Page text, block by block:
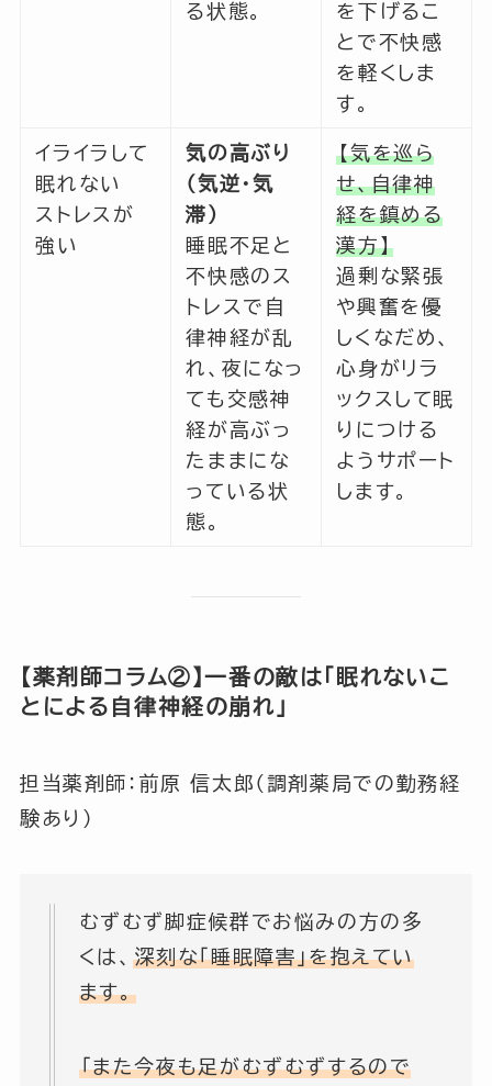
る状態。
を下げるこ
とで不快感
を軽くしま
す。
イライラして
眠れない
ストレスが
強い
気の高ぶり
（気逆・気
滞）
睡眠不足と
不快感のス
トレスで自
律神経が乱
れ、夜になっ
ても交感神
経が高ぶっ
たままにな
っている状
態。
【気を巡ら
せ、自律神
経を鎮める
漢方】
過剰な緊張
や興奮を優
しくなだめ、
心身がリラ
ックスして眠
りにつける
ようサポート
します。
【薬剤師コラム②】一番の敵は「眠れないこ
とによる自律神経の崩れ」
担当薬剤師：前原 信太郎（調剤薬局での勤務経
験あり）
むずむず脚症候群でお悩みの方の多
くは、 深刻な「睡眠障害」を抱えてい
ます。
「また今夜も足がむずむずするので